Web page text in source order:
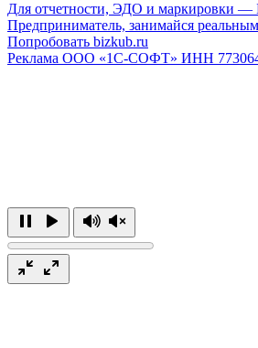
Для отчетности, ЭДО и маркировки —
Предприниматель, занимайся
Попробовать bizkub.ru
Реклама ООО «1С-СОФТ» ИНН